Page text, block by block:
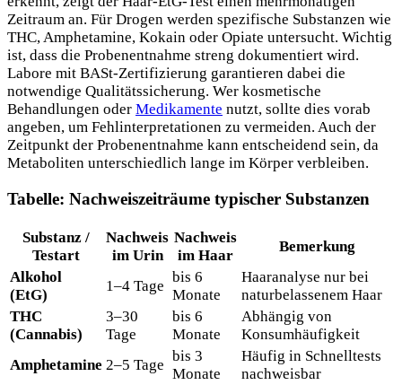
Zeitraum an. Für Drogen werden spezifische Substanzen wie
THC, Amphetamine, Kokain oder Opiate untersucht. Wichtig
ist, dass die Probenentnahme streng dokumentiert wird.
Labore mit BASt-Zertifizierung garantieren dabei die
notwendige Qualitätssicherung. Wer kosmetische
Behandlungen oder Medikamente nutzt, sollte dies vorab
angeben, um Fehlinterpretationen zu vermeiden. Auch der
Zeitpunkt der Probenentnahme kann entscheidend sein, da
Metaboliten unterschiedlich lange im Körper verbleiben.
Tabelle: Nachweiszeiträume typischer Substanzen
Substanz /
Testart
Nachweis
im Urin
Nachweis
im Haar
Bemerkung
Alkohol
(EtG)
1–4 Tage
bis 6
Monate
Haaranalyse nur bei
naturbelassenem Haar
THC
(Cannabis)
3–30
Tage
bis 6
Monate
Abhängig von
Konsumhäufigkeit
Amphetamine 2–5 Tage
bis 3
Monate
Häufig in Schnelltests
nachweisbar